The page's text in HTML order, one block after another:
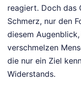
reagiert. Doch das
Schmerz, nur den
diesem
verschmelzen
die nur ein Ziel
Widerstands.